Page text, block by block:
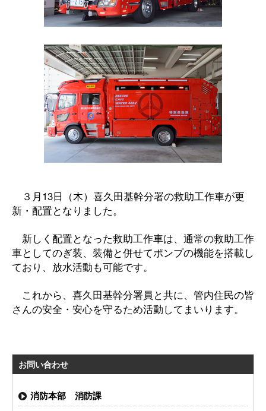
３月13日（木）喜久田基幹分署の救助工作車が更
新・配置となりました。
新しく配置となった救助工作車は、通常の救助工作
車としてのぎ装、装備と併せてポンプの機能を搭載し
ており、放水活動も可能です。
これから、喜久田基幹分署員と共に、管内住民の皆
さんの安全・安心を守るため活動してまいります。
お問い合わせ
消防本部 消防課